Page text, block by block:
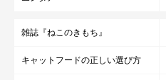
雑誌『ねこのきもち』
キャットフードの正しい選び方